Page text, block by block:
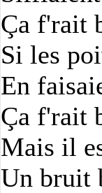
Ça f'rait
Si les
En
Ça f'rait
Mais il
Un bruit